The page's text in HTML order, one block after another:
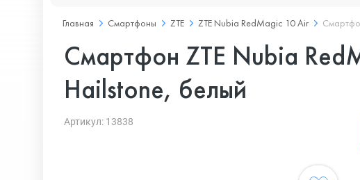
Главная Смартфоны ZTE ZTE Nubia RedMagic 10 Air
Смартфон ZTE Nubia
Hailstone, белый
Артикул: 13838